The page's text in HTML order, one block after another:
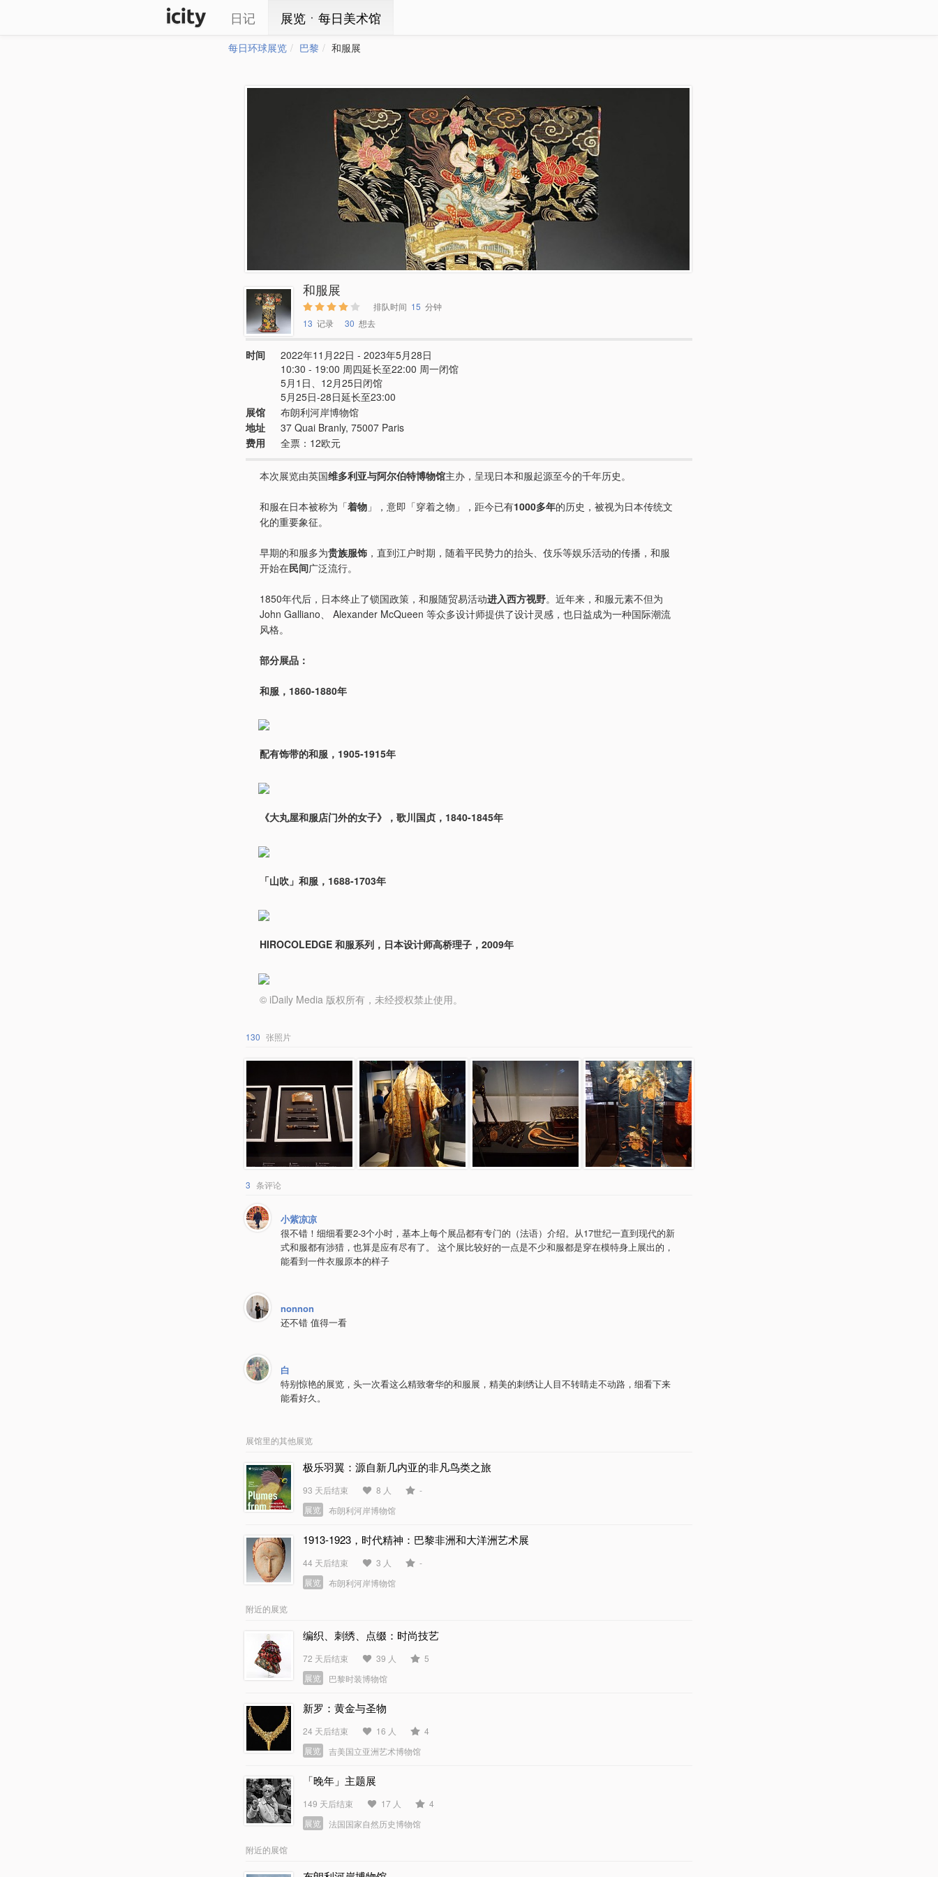
日记 展览ㆍ每日美术馆
每日环球展览 巴黎 和服展
和服展
排队时间 15 分钟
13 记录 30 想去
时间
2022年11月22日 - 2023年5月28日
10:30 - 19:00 周四延长至22:00 周一闭馆
5月1日、12月25日闭馆
5月25日-28日延长至23:00
展馆
布朗利河岸博物馆
地址
37 Quai Branly, 75007 Paris
费用
全票：12欧元
本次展览由英国维多利亚与阿尔伯特博物馆主办，呈现日本和服起源至今的千年历史。
和服在日本被称为「着物 」，意即「穿着之物」，距今已有1000多年的历史，被视为日本传统文
化的重要象征。
早期的和服多为贵族服饰 ，直到江户时期，随着平民势力的抬头、伎乐等娱乐活动的传播，和服
开始在民间广泛流行。
1850年代后，日本终止了锁国政策，和服随贸易活动进入西方视野。近年来，和服元素不但为
John Galliano、 Alexander McQueen 等众多设计师提供了设计灵感，也日益成为一种国际潮流
风格。
部分展品：
和服，1860-1880年
配有饰带的和服，1905-1915年
《大丸屋和服店门外的女子》，歌川国贞，1840-1845年
「山吹」和服，1688-1703年
HIROCOLEDGE 和服系列，日本设计师高桥理子，2009年
© iDaily Media 版权所有，未经授权禁止使用。
130 张照片
3 条评论
小紫凉凉
很不错！细细看要2-3个小时，基本上每个展品都有专门的（法语）介绍。从17世纪一直到现代的新
式和服都有涉猎，也算是应有尽有了。 这个展比较好的一点是不少和服都是穿在模特身上展出的，
能看到一件衣服原本的样子
nonnon
还不错 值得一看
白
特别惊艳的展览，头一次看这么精致奢华的和服展，精美的刺绣让人目不转睛走不动路，细看下来
能看好久。
展馆里的其他展览
极乐羽翼：源自新几内亚的非凡鸟类之旅
93 天后结束 8 人
-
展览
布朗利河岸博物馆
1913-1923，时代精神：巴黎非洲和大洋洲艺术展
44 天后结束 3 人
-
展览
布朗利河岸博物馆
附近的展览
编织、刺绣、点缀：时尚技艺
72 天后结束 39 人
5
展览
巴黎时装博物馆
新罗：黄金与圣物
24 天后结束 16 人
4
展览
吉美国立亚洲艺术博物馆
「晚年」主题展
149 天后结束 17 人
4
展览
法国国家自然历史博物馆
附近的展馆